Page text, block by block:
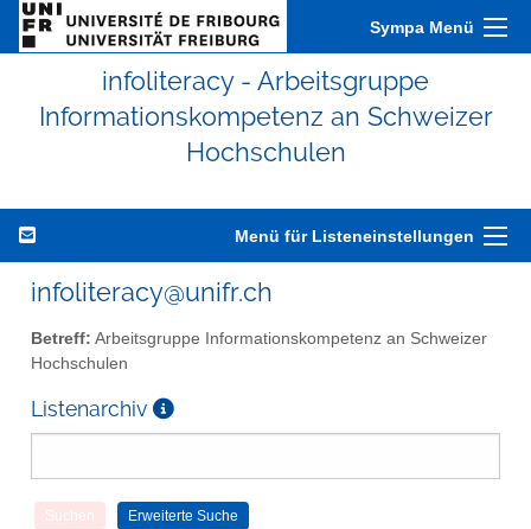
Sympa Menü
infoliteracy - Arbeitsgruppe
Informationskompetenz an Schweizer
Hochschulen
Menü für Listeneinstellungen
infoliteracy@unifr.ch
Betreff: Arbeitsgruppe Informationskompetenz an Schweizer
Hochschulen
Listenarchiv